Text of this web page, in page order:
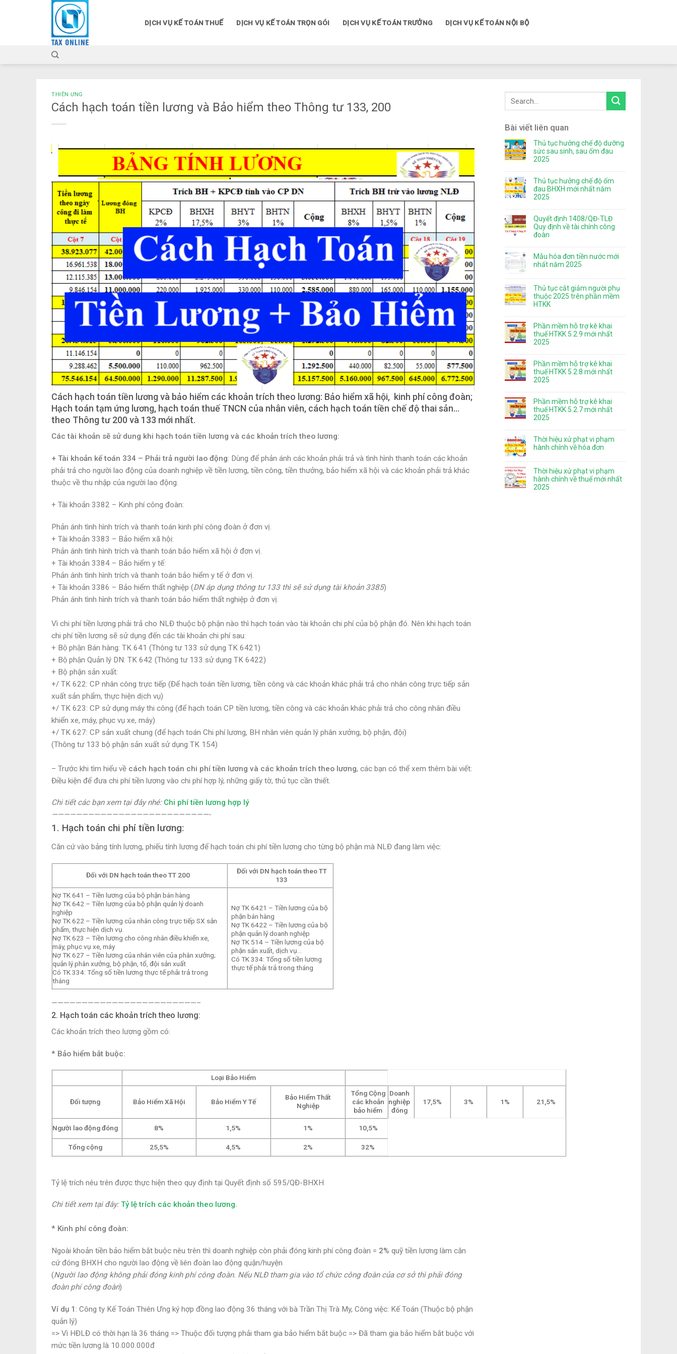
DỊCH VỤ KẾ TOÁN THUẾ DỊCH VỤ KẾ TOÁN TRỌN GÓI DỊCH VỤ KẾ TOÁN TRƯỞNG DỊCH VỤ KẾ TOÁN NỘI BỘ
THIÊN ƯNG
Cách hạch toán tiền lương và Bảo hiểm theo Thông tư 133, 200
Cách hạch toán tiền lương và bảo hiểm các khoản trích theo lương: Bảo hiểm xã hội, kinh phí công đoàn;
Hạch toán tạm ứng lương, hạch toán thuế TNCN của nhân viên, cách hạch toán tiền chế độ thai sản…
theo Thông tư 200 và 133 mới nhất.
Các tài khoản sẽ sử dung khi hạch toán tiền lương và các khoản trích theo lương:
+ Tài khoản kế toán 334 – Phải trả người lao động: Dùng để phản ánh các khoản phải trả và tình hình thanh toán các khoản
phải trả cho người lao động của doanh nghiệp về tiền lương, tiền công, tiền thưởng, bảo hiểm xã hội và các khoản phải trả khác
thuộc về thu nhập của người lao động.
+ Tài khoản 3382 – Kinh phí công đoàn:
Phản ánh tình hình trích và thanh toán kinh phí công đoàn ở đơn vị.
+ Tài khoản 3383 – Bảo hiểm xã hội:
Phản ánh tình hình trích và thanh toán bảo hiểm xã hội ở đơn vị.
+ Tài khoản 3384 – Bảo hiểm y tế:
Phản ánh tình hình trích và thanh toán bảo hiểm y tế ở đơn vị.
+ Tài khoản 3386 – Bảo hiểm thất nghiệp (DN áp dụng thông tư 133 thì sẽ sử dụng tài khoản 3385)
Phản ánh tình hình trích và thanh toán bảo hiểm thất nghiệp ở đơn vị.
Vì chi phí tiền lương phải trả cho NLĐ thuộc bộ phận nào thì hạch toán vào tài khoản chi phí của bộ phận đó. Nên khi hạch toán
chi phí tiền lương sẽ sử dụng đến các tài khoản chi phí sau:
+ Bộ phận Bán hàng: TK 641 (Thông tư 133 sử dụng TK 6421)
+ Bộ phận Quản lý DN: TK 642 (Thông tư 133 sử dụng TK 6422)
+ Bộ phận sản xuất:
+/ TK 622: CP nhân công trực tiếp (Để hạch toán tiền lương, tiền công và các khoản khác phải trả cho nhân công trực tiếp sản
xuất sản phẩm, thực hiện dịch vụ)
+/ TK 623: CP sử dụng máy thi công (để hạch toán CP tiền lương, tiền công và các khoản khác phải trả cho công nhân điều
khiển xe, máy, phục vụ xe, máy)
+/ TK 627: CP sản xuất chung (để hạch toán Chi phí lương, BH nhân viên quản lý phân xưởng, bộ phận, đội)
(Thông tư 133 bộ phận sản xuất sử dụng TK 154)
– Trước khi tìm hiểu về cách hạch toán chi phí tiền lương và các khoản trích theo lương, các bạn có thể xem thêm bài viết:
Điều kiện để đưa chi phí tiền lương vào chi phí hợp lý, những giấy tờ, thủ tục cần thiết.
Chi tiết các bạn xem tại đây nhé: Chi phí tiền lương hợp lý
——————————————————————————-
1. Hạch toán chi phí tiền lương:
Căn cứ vào bảng tính lương, phiếu tính lương để hạch toán chi phí tiền lương cho từng bộ phận mà NLĐ đang làm việc:
Đối với DN hạch toán theo TT 200
Đối với DN hạch toán theo TT
133
Nợ TK 641 – Tiền lương của bộ phận bán hàng
Nợ TK 642 – Tiền lương của bộ phận quản lý doanh
nghiệp
Nợ TK 622 – Tiền lương của nhân công trực tiếp SX sản
phẩm, thực hiện dịch vụ.
Nợ TK 623 – Tiền lương cho công nhân điều khiển xe,
máy, phục vụ xe, máy
Nợ TK 627 – Tiền lương của nhân viên của phân xưởng;
quản lý phân xưởng, bộ phận, tổ, đội sản xuất
Có TK 334: Tổng số tiền lương thực tế phải trả trong
tháng
Nợ TK 6421 – Tiền lương của bộ
phận bán hàng
Nợ TK 6422 – Tiền lương của bộ
phận quản lý doanh nghiệp
Nợ TK 514 – Tiền lương của bộ
phận sản xuất, dịch vụ…
Có TK 334: Tổng số tiền lương
thực tế phải trả trong tháng
————————————————————————–
2. Hạch toán các khoản trích theo lương:
Các khoản trích theo lương gồm có:
* Bảo hiểm bắt buộc:
Loại Bảo Hiểm
Đối tượng Bảo Hiểm Xã Hội Bảo Hiểm Y Tế
Bảo Hiểm Thất
Nghiệp
Tổng Cộng
các khoản
bảo hiểm
Doanh
nghiệp
đóng
17,5% 3% 1% 21,5%
Người lao động đóng 8% 1,5% 1% 10,5%
Tổng cộng 25,5% 4,5% 2% 32%
Tỷ lệ trích nêu trên được thực hiện theo quy định tại Quyết định số 595/QĐ-BHXH
Chi tiết xem tại đây:Tỷ lệ trích các khoản theo lương.
* Kinh phí công đoàn:
Ngoài khoản tiền bảo hiểm bắt buộc nêu trên thì doanh nghiệp còn phải đóng kinh phí công đoàn = 2% quỹ tiền lương làm căn
cứ đóng BHXH cho người lao động về liên đoàn lao động quận/huyện
(Người lao động không phải đóng kinh phí công đoàn. Nếu NLĐ tham gia vào tổ chức công đoàn của cơ sở thì phải đóng
đoàn phí công đoàn)
Ví dụ 1 : Công ty Kế Toán Thiên Ưng ký hợp đồng lao động 36 tháng với bà Trần Thị Trà My, Công việc: Kế Toán (Thuộc bộ phận
quản lý)
=> Vì HĐLĐ có thời hạn là 36 tháng => Thuộc đối tượng phải tham gia bảo hiểm bắt buộc => Đã tham gia bảo hiểm bắt buộc với
mức tiền lương là 10.000.000đ
Bài viết liên quan
Thủ tục hưởng chế độ dưỡng
sức sau sinh, sau ốm đau
2025
Thủ tục hưởng chế độ ốm
đau BHXH mới nhất năm
2025
Quyết định 1408/QĐ-TLĐ
Quy định về tài chính công
đoàn
Mẫu hóa đơn tiền nước mới
nhất năm 2025
Thủ tục cắt giảm người phụ
thuộc 2025 trên phần mềm
HTKK
Phần mềm hỗ trợ kê khai
thuế HTKK 5.2.9 mới nhất
2025
Phần mềm hỗ trợ kê khai
thuế HTKK 5.2.8 mới nhất
2025
Phần mềm hỗ trợ kê khai
thuế HTKK 5.2.7 mới nhất
2025
Thời hiệu xử phạt vi phạm
hành chính về hóa đơn
Thời hiệu xử phạt vi phạm
hành chính về thuế mới nhất
2025